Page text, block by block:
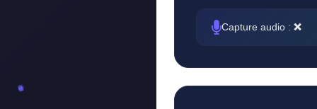
Capture audio : ❌